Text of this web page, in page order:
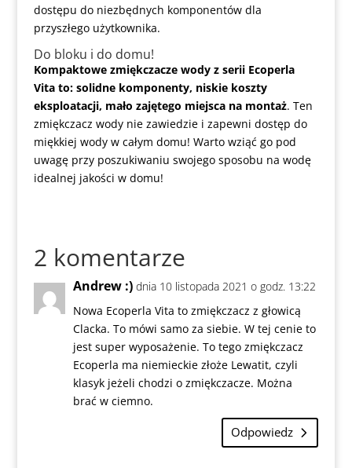
dostępu do niezbędnych komponentów dla
przyszłego użytkownika.
Do bloku i do domu!
Kompaktowe zmiękczacze wody z serii Ecoperla
Vita to: solidne komponenty, niskie koszty
eksploatacji, mało zajętego miejsca na montaż. Ten
zmiękczacz wody nie zawiedzie i zapewni dostęp do
miękkiej wody w całym domu! Warto wziąć go pod
uwagę przy poszukiwaniu swojego sposobu na wodę
idealnej jakości w domu!
2 komentarze
Andrew :) dnia 10 listopada 2021 o godz. 13:22
Nowa Ecoperla Vita to zmiękczacz z głowicą
Clacka. To mówi samo za siebie. W tej cenie to
jest super wyposażenie. To tego zmiękczacz
Ecoperla ma niemieckie złoże Lewatit, czyli
klasyk jeżeli chodzi o zmiękczacze. Można
brać w ciemno.
Odpowiedz